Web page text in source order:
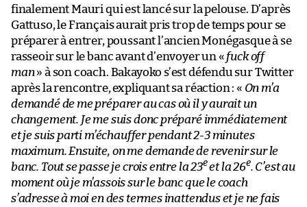
finalement Mauri qui est lancé sur la pelouse. D’après
Gattuso, le Français aurait pris trop de temps pour se
préparer à entrer, poussant l’ancien Monégasque à se
rasseoir sur le banc avant d’envoyer un « fuck off
man» à son coach. Bakayoko s’est défendu sur Twitter
après la rencontre, expliquant sa réaction : « On m’a
demandé de me préparer au cas où il y aurait un
changement. Je me suis donc préparé immédiatement
et je suis parti m’échauffer pendant 2-3 minutes
maximum. Ensuite, on me demande de revenir sur le
banc. Tout se passe je crois entre la 23eet la 26e. C’est au
moment où je m’assois sur le banc que le coach
s’adresse à moi en des termes inattendus et je ne fais